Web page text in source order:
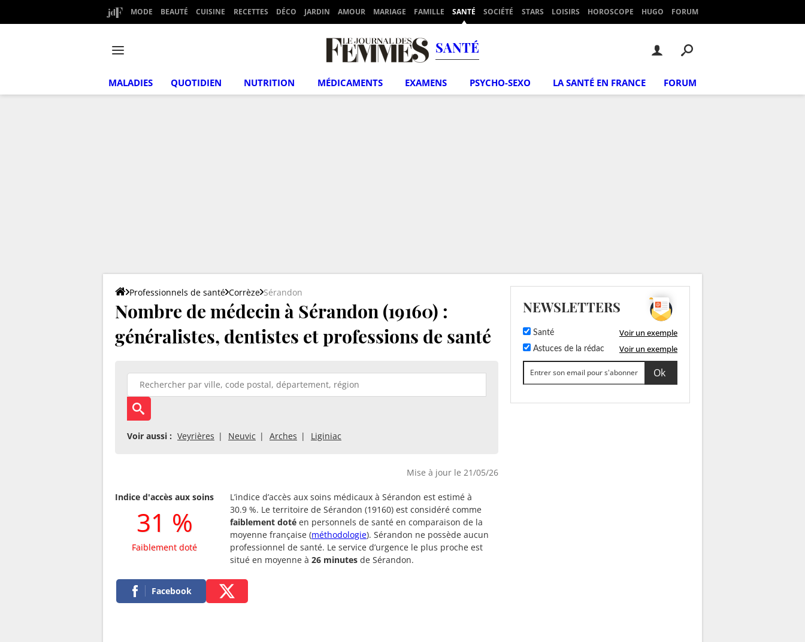
MODE BEAUTÉ CUISINE RECETTES DÉCO JARDIN AMOUR MARIAGE FAMILLE SANTÉ SOCIÉTÉ STARS LOISIRS HOROSCOPE HUGO FORUM
SANTÉ
MALADIES QUOTIDIEN NUTRITION MÉDICAMENTS EXAMENS PSYCHO-SEXO LA SANTÉ EN FRANCE FORUM
Professionnels de santé Corrèze Sérandon
Nombre de médecin à Sérandon (19160) :
généralistes, dentistes et professions de santé
Voir aussi : Veyrières Neuvic Arches Liginiac
Mise à jour le 21/05/26
Indice d'accès aux soins
31 %
Faiblement doté
L’indice d’accès aux soins médicaux à Sérandon est estimé à
30.9 %. Le territoire de Sérandon (19160) est considéré comme
faiblement doté en personnels de santé en comparaison de la
moyenne française (méthodologie). Sérandon ne possède aucun
professionnel de santé. Le service d’urgence le plus proche est
situé en moyenne à 26 minutes de Sérandon.
Facebook
NEWSLETTERS
Santé Voir un exemple
Astuces de la rédac Voir un exemple